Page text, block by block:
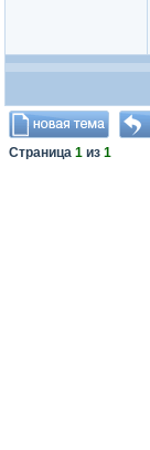
Страница 1 из 1